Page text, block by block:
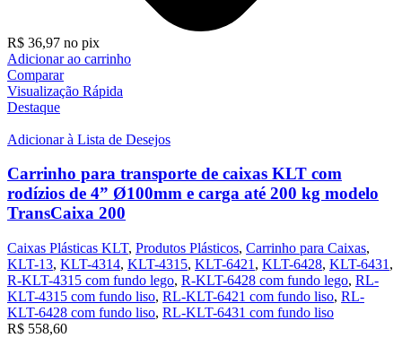
R$ 36,97 no pix
Adicionar ao carrinho
Comparar
Visualização Rápida
Destaque
Adicionar à Lista de Desejos
Carrinho para transporte de caixas KLT com
rodízios de 4” Ø100mm e carga até 200 kg modelo
TransCaixa 200
Caixas Plásticas KLT, Produtos Plásticos, Carrinho para Caixas,
KLT-13, KLT-4314, KLT-4315, KLT-6421 , KLT-6428, KLT-6431 ,
R-KLT-4315 com fundo lego, R-KLT-6428 com fundo lego, RL-
KLT-4315 com fundo liso, RL-KLT-6421 com fundo liso, RL-
KLT-6428 com fundo liso, RL-KLT-6431 com fundo liso
R$ 558,60